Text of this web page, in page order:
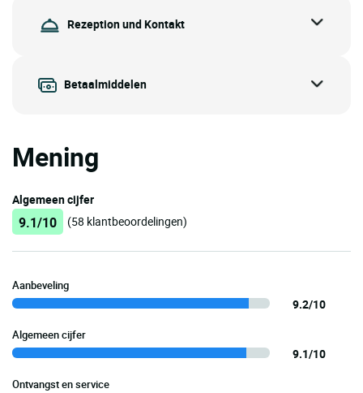
Rezeption und Kontakt
Betaalmiddelen
Mening
Algemeen cijfer
9.1/10 (58 klantbeoordelingen)
Aanbeveling
9.2/10
Algemeen cijfer
9.1/10
Ontvangst en service